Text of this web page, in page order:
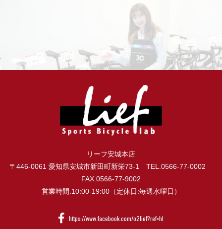
リーフ安城本店
〒446-0061 愛知県安城市新田町新栄73-1 TEL.0566-77-0002
FAX.0566-77-9002
営業時間.10:00-19:00（定休日:毎週水曜日）
https://www.facebook.com/o2lief?ref=hl